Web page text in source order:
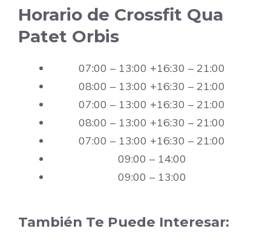
Horario de Crossfit Qua
Patet Orbis
07:00 – 13:00 +16:30 – 21:00
08:00 – 13:00 +16:30 – 21:00
07:00 – 13:00 +16:30 – 21:00
08:00 – 13:00 +16:30 – 21:00
07:00 – 13:00 +16:30 – 21:00
09:00 – 14:00
09:00 – 13:00
También Te Puede Interesar: